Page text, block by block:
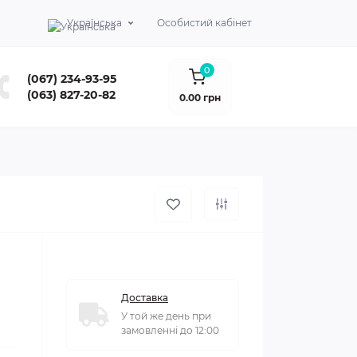
Українська Особистий кабінет
(067) 234-93-95
(063) 827-20-82
0
0.00 грн
Доставка
У той же день при
замовленні до 12:00